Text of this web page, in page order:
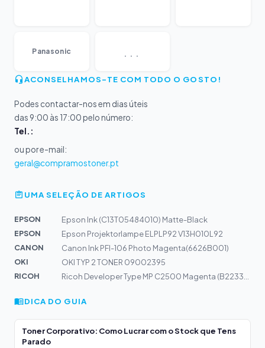
Panasonic ...
ACONSELHAMOS-TE COM TODO O GOSTO!
Podes contactar-nos em dias úteis
das 9:00 às 17:00 pelo número:
Tel.:
ou por e-mail:
geral@compramostoner.pt
UMA SELEÇÃO DE ARTIGOS
EPSON
Epson Ink (C13T05484010) Matte-Black
EPSON
Epson Projektorlampe ELPLP92 V13H010L92
CANON
Canon Ink PFI-106 Photo Magenta(6626B001)
OKI
OKI TYP 2 TONER 09002395
RICOH
DICA DO GUIA
Toner Corporativo: Como Lucrar com o Stock que Tens
Parado